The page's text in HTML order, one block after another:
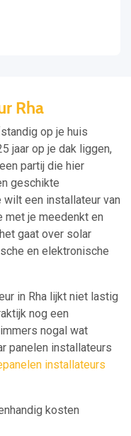
Rha
op je huis
jaar op je dak liggen,
partij die hier
geschikte
wilt een installateur van
met je meedenkt en
gaat over solar
en elektronische
in Rha lijkt niet lastig
nog een
nogal wat
panelen installateurs
installateurs
kosten